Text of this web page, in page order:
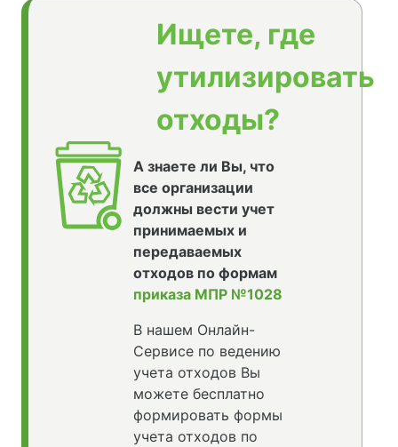
Ищете, где
утилизировать
отходы?
А знаете ли Вы, что
все организации
должны вести учет
принимаемых и
передаваемых
отходов по формам
приказа МПР №1028
В нашем Онлайн-
Сервисе по ведению
учета отходов Вы
можете бесплатно
формировать формы
учета отходов по